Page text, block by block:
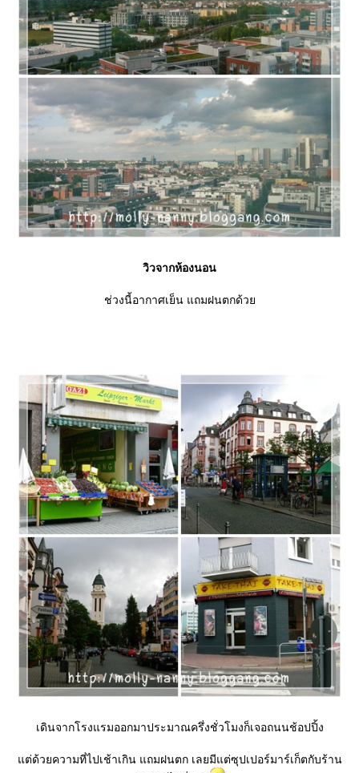
วิวจากห้องนอน
ช่วงนี้อากาศเย็น แถมฝนตกด้ว
เดินจากโรงแรมออกมาประมาณครึ่งชั่วโมงก็เจอถนนช้อปปิ้ง
ต่ด้วยความที่ไปเช้าเกิน แถมฝนตก เลยมีแต่ซุปเปอร์มาร์เก็ตกับร้าน